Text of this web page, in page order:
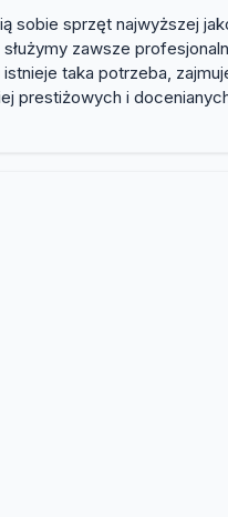
sobie sprzęt najwyższej
zawsze
taka potrzeba,
prestiżowych i